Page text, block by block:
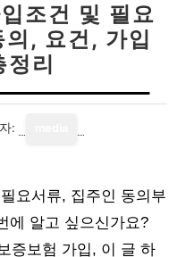
조건 및 필요
, 요건, 가입
리
:
요서류, 집주인 동의부
에 알고 싶으신가요?
증보험 가입, 이 글 하